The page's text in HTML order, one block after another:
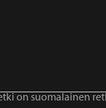
on suomalainen